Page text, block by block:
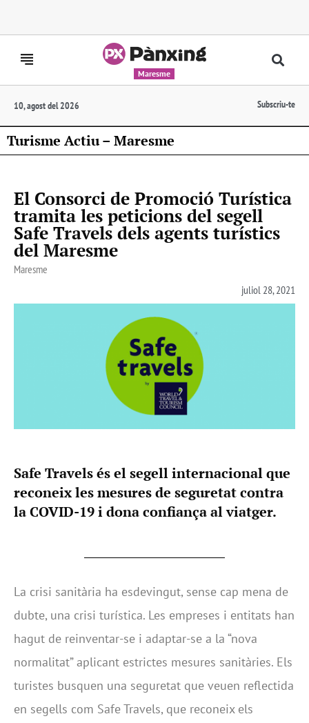
Maresme
10, agost del 2026 Subscriu-te
Turisme Actiu – Maresme
El Consorci de Promoció Turística
tramita les peticions del segell
Safe Travels dels agents turístics
del Maresme
Maresme
juliol 28, 2021
Safe Travels és el segell internacional que
reconeix les mesures de seguretat contra
la COVID-19 i dona confiança al viatger.
La crisi sanitària ha esdevingut, sense cap mena de
dubte, una crisi turística. Les empreses i entitats han
hagut de reinventar-se i adaptar-se a la “nova
normalitat” aplicant estrictes mesures sanitàries. Els
turistes busquen una seguretat que veuen reflectida
en segells com Safe Travels, que reconeix els